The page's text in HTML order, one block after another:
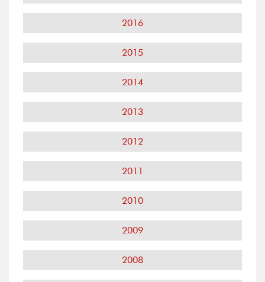
2016
2015
2014
2013
2012
2011
2010
2009
2008